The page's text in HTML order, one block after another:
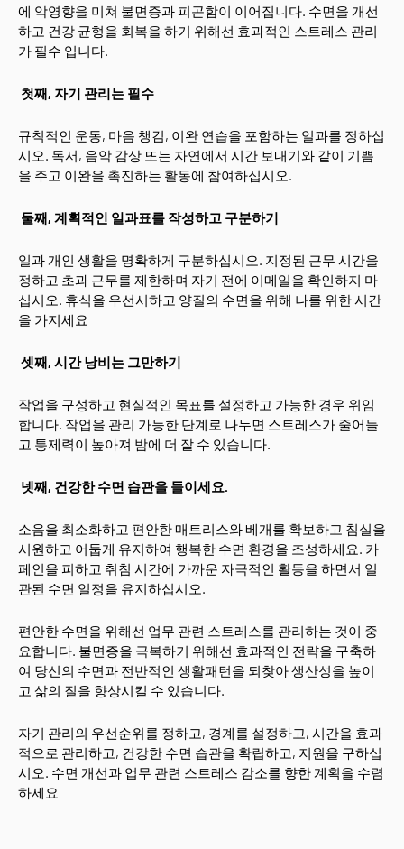
에 악영향을 미쳐 불면증과 피곤함이 이어집니다. 수면을 개선
하고 건강 균형을 회복을 하기 위해선 효과적인 스트레스 관리
가 필수 입니다.
첫째, 자기 관리는 필수
규칙적인 운동, 마음 챙김, 이완 연습을 포함하는 일과를 정하십
시오. 독서, 음악 감상 또는 자연에서 시간 보내기와 같이 기쁨
을 주고 이완을 촉진하는 활동에 참여하십시오.
둘째, 계획적인 일과표를 작성하고 구분하기
일과 개인 생활을 명확하게 구분하십시오. 지정된 근무 시간을
정하고 초과 근무를 제한하며 자기 전에 이메일을 확인하지 마
십시오. 휴식을 우선시하고 양질의 수면을 위해 나를 위한 시간
을 가지세요
셋째, 시간 낭비는 그만하기
작업을 구성하고 현실적인 목표를 설정하고 가능한 경우 위임
합니다. 작업을 관리 가능한 단계로 나누면 스트레스가 줄어들
고 통제력이 높아져 밤에 더 잘 수 있습니다.
넷째, 건강한 수면 습관을 들이세요.
소음을 최소화하고 편안한 매트리스와 베개를 확보하고 침실을
시원하고 어둡게 유지하여 행복한 수면 환경을 조성하세요. 카
페인을 피하고 취침 시간에 가까운 자극적인 활동을 하면서 일
관된 수면 일정을 유지하십시오.
편안한 수면을 위해선 업무 관련 스트레스를 관리하는 것이 중
요합니다. 불면증을 극복하기 위해선 효과적인 전략을 구축하
여 당신의 수면과 전반적인 생활패턴을 되찾아 생산성을 높이
고 삶의 질을 향상시킬 수 있습니다.
자기 관리의 우선순위를 정하고, 경계를 설정하고, 시간을 효과
적으로 관리하고, 건강한 수면 습관을 확립하고, 지원을 구하십
시오. 수면 개선과 업무 관련 스트레스 감소를 향한 계획을 수렴
하세요